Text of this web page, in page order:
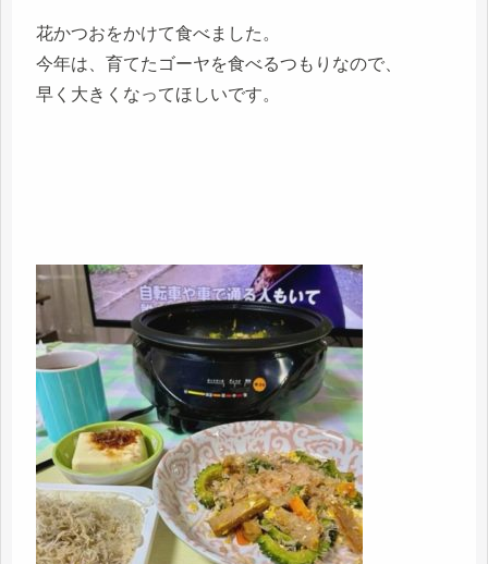
花かつおをかけて食べました。
今年は、育てたゴーヤを食べるつもりなので、
早く大きくなってほしいです。